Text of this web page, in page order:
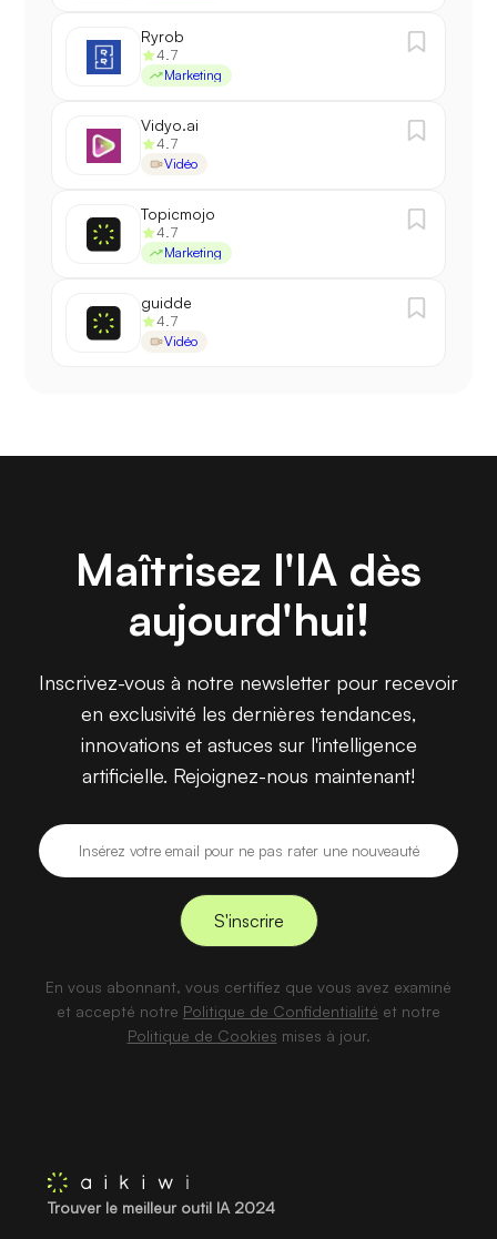
Ryrob
4.7
Marketing
Vidyo.ai
4.7
Vidéo
Topicmojo
4.7
Marketing
guidde
4.7
Vidéo
Maîtrisez l'IA dès
aujourd'hui!
Inscrivez-vous à notre newsletter pour recevoir
en exclusivité les dernières tendances,
innovations et astuces sur l'intelligence
artificielle. Rejoignez-nous maintenant!
En vous abonnant, vous certifiez que vous avez examiné
et accepté notre Politique de Confidentialité et notre
Politique de Cookies mises à jour.
Trouver le meilleur outil IA 2024